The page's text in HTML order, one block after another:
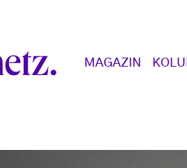
Main navigation
MAGAZIN